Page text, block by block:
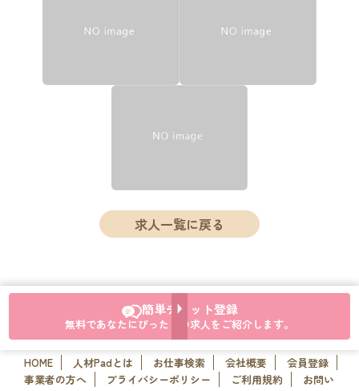
求人一覧に戻る
簡単チャット登録
無料であなたにぴったりの求人をご紹介します。
HOME 人材Padとは お仕事検索 会社概要
会員登録
事業者の方へ
プライバシーポリシー ご利用規約
お問い